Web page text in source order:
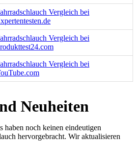
Vergleich bei
Vergleich bei
Vergleich bei
Neuheiten
haben noch keinen eindeutigen
hervorgebracht. Wir aktualisieren